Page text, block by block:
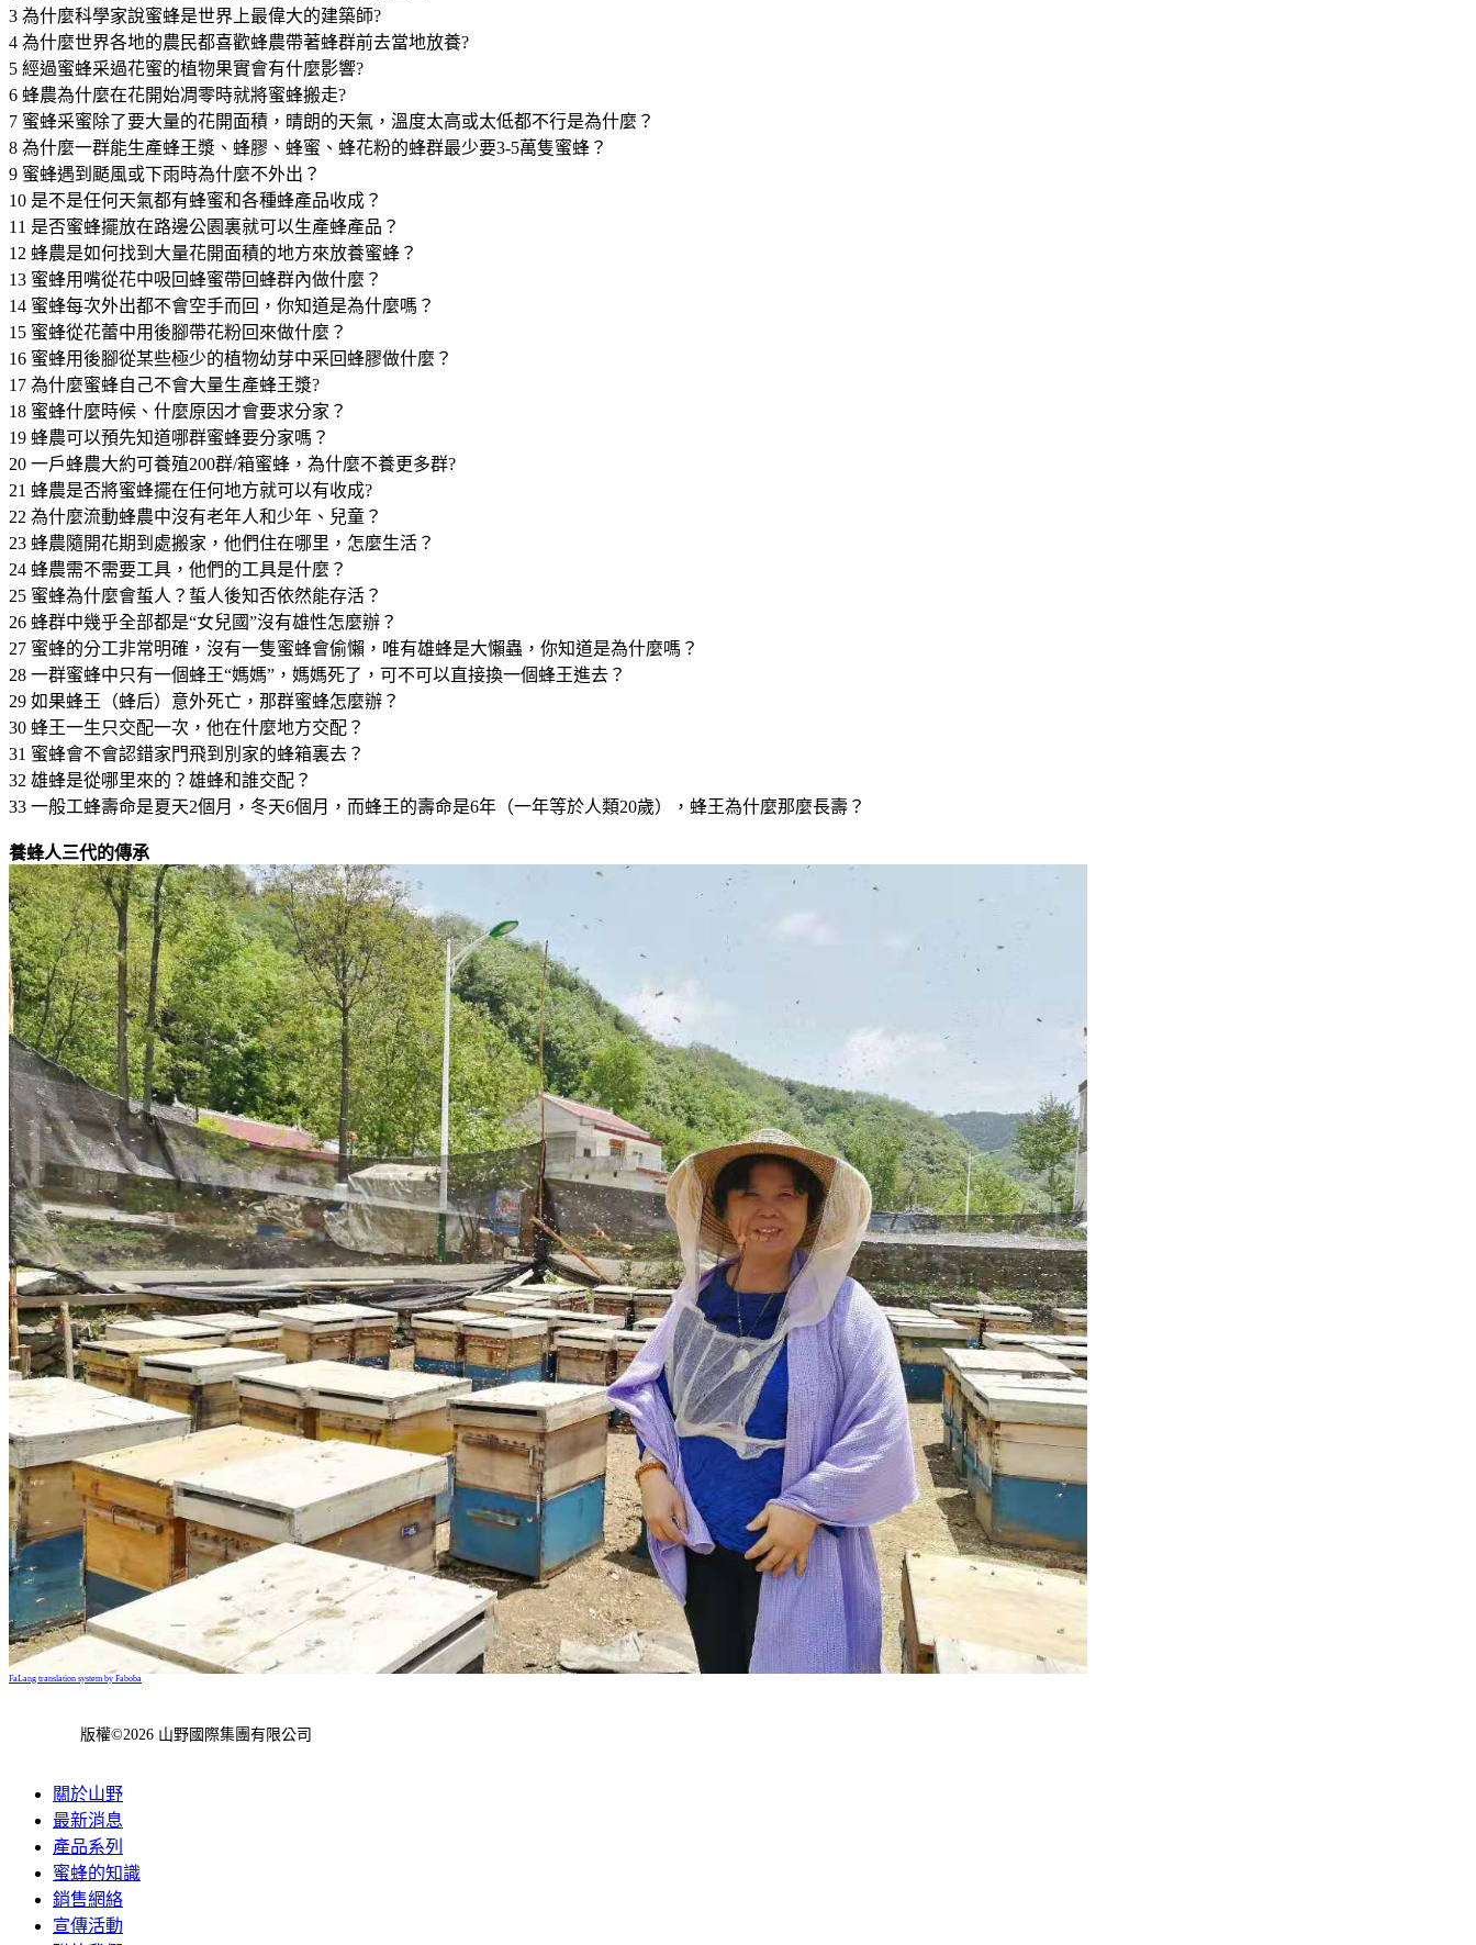
3 為什麼科學家說蜜蜂是世界上最偉大的建築師?
4 為什麼世界各地的農民都喜歡蜂農帶著蜂群前去當地放養?
5 經過蜜蜂采過花蜜的植物果實會有什麼影響?
6 蜂農為什麼在花開始凋零時就將蜜蜂搬走?
7 蜜蜂采蜜除了要大量的花開面積，晴朗的天氣，溫度太高或太低都不行是為什麼？
8 為什麼一群能生產蜂王漿、蜂膠、蜂蜜、蜂花粉的蜂群最少要3-5萬隻蜜蜂？
9 蜜蜂遇到颳風或下雨時為什麼不外出？
10 是不是任何天氣都有蜂蜜和各種蜂產品收成？
11 是否蜜蜂擺放在路邊公園裏就可以生產蜂產品？
12 蜂農是如何找到大量花開面積的地方來放養蜜蜂？
13 蜜蜂用嘴從花中吸回蜂蜜帶回蜂群內做什麼？
14 蜜蜂每次外出都不會空手而回，你知道是為什麼嗎？
15 蜜蜂從花蕾中用後腳帶花粉回來做什麼？
16 蜜蜂用後腳從某些極少的植物幼芽中采回蜂膠做什麼？
17 為什麼蜜蜂自己不會大量生產蜂王漿?
18 蜜蜂什麼時候、什麼原因才會要求分家？
19 蜂農可以預先知道哪群蜜蜂要分家嗎？
20 一戶蜂農大約可養殖200群/箱蜜蜂，為什麼不養更多群?
21 蜂農是否將蜜蜂擺在任何地方就可以有收成?
22 為什麼流動蜂農中沒有老年人和少年、兒童？
23 蜂農隨開花期到處搬家，他們住在哪里，怎麼生活？
24 蜂農需不需要工具，他們的工具是什麼？
25 蜜蜂為什麼會蜇人？蜇人後知否依然能存活？
26 蜂群中幾乎全部都是“女兒國”沒有雄性怎麼辦？
27 蜜蜂的分工非常明確，沒有一隻蜜蜂會偷懶，唯有雄蜂是大懶蟲，你知道是為什麼嗎？
28 一群蜜蜂中只有一個蜂王“媽媽”，媽媽死了，可不可以直接換一個蜂王進去？
29 如果蜂王（蜂后）意外死亡，那群蜜蜂怎麼辦？
30 蜂王一生只交配一次，他在什麼地方交配？
31 蜜蜂會不會認錯家門飛到別家的蜂箱裏去？
32 雄蜂是從哪里來的？雄蜂和誰交配？
33 一般工蜂壽命是夏天2個月，冬天6個月，而蜂王的壽命是6年（一年等於人類20歲），蜂王為什麼那麼長壽？
養蜂人三代的傳承
FaLang translation system by Faboba
版權©2026 山野國際集團有限公司
關於山野
最新消息
產品系列
蜜蜂的知識
銷售網絡
宣傳活動